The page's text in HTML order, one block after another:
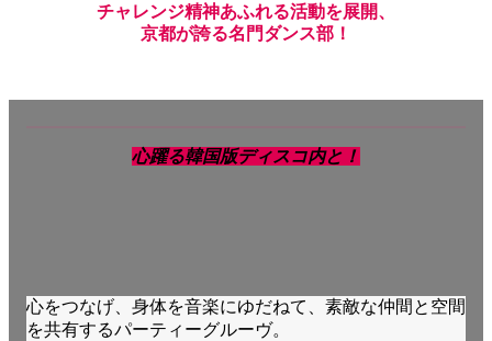
チャレンジ精神あふれる活動を展開、
京都が誇る名門ダンス部！
心躍る韓国版ディスコ内と！
心をつなげ、身体を音楽にゆだねて、素敵な仲間と空間
を共有するパーティーグルーヴ。